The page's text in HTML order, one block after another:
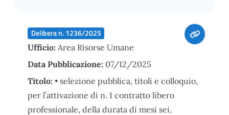
Delibera n. 1236/2025
Ufficio: Area Risorse Umane
Data Pubblicazione: 07/12/2025
Titolo: • selezione pubblica, titoli e colloquio,
per l’attivazione di n. 1 contratto libero
professionale, della durata di mesi sei,